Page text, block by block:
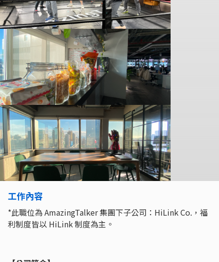
工作內容
*此職位為 AmazingTalker 集團下子公司：HiLink Co.，福
利制度皆以 HiLink 制度為主。